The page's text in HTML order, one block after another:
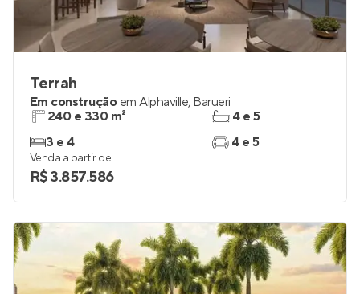
Terrah
Em construção em Alphaville, Barueri
240 e 330 m²
3 e 4
4 e 5
4 e 5
Venda a partir de
R$ 3.857.586